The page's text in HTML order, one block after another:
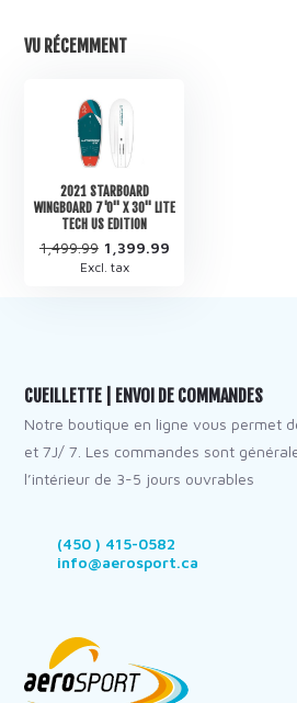
VU RÉCEMMENT
2021 STARBOARD
WINGBOARD 7'0" X 30" LITE
TECH US EDITION
1,499.99 1,399.99
Excl. tax
CUEILLETTE | ENVOI DE COMMANDES
Notre boutique en ligne vous permet
et 7J/ 7. Les commandes sont
l’intérieur de 3-5 jours ouvrables
(450 ) 415-0582
info@aerosport.ca